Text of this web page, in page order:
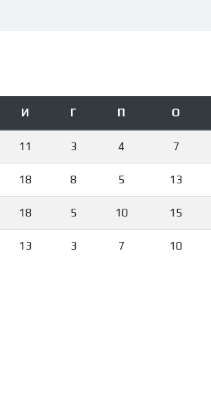
И Г П О
11 3 4 7
18 8 5 13
18 5 10 15
13 3 7 10